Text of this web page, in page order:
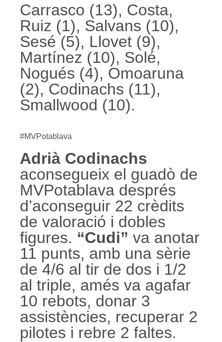
Carrasco (13), Costa,
Ruiz (1), Salvans (10),
Sesé (5), Llovet (9),
Martínez (10), Solé,
Nogués (4), Omoaruna
(2), Codinachs (11),
Smallwood (10).
#MVPotablava
Adrià Codinachs
aconsegueix el guadò de
MVPotablava després
d’aconseguir 22 crèdits
de valoració i dobles
figures. “Cudi” va anotar
11 punts, amb una sèrie
de 4/6 al tir de dos i 1/2
al triple, amés va agafar
10 rebots, donar 3
assistències, recuperar 2
pilotes i rebre 2 faltes.